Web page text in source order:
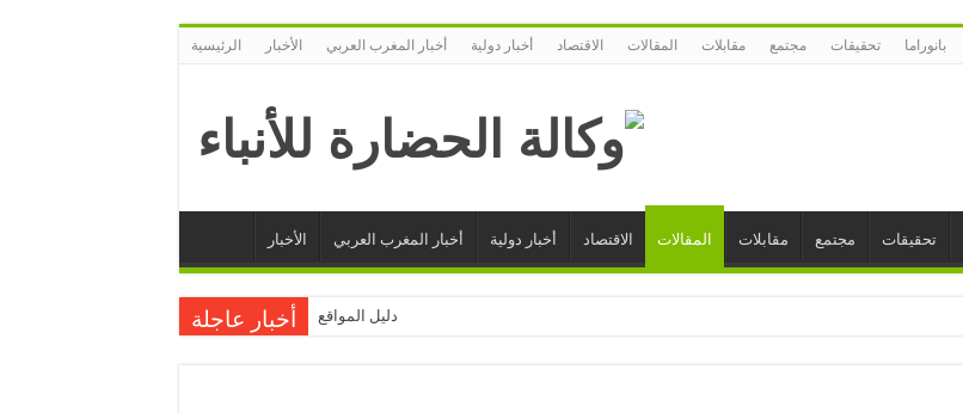
الرئيسية الأخبار أخبار المغرب العربي أخبار دولية الاقتصاد المقالات مقابلات مجتمع تحقيقات بانوراما
الأخبار أخبار المغرب العربي أخبار دولية الاقتصاد المقالات مقابلات مجتمع تحقيقات
أخبار عاجلة دليل المواقع